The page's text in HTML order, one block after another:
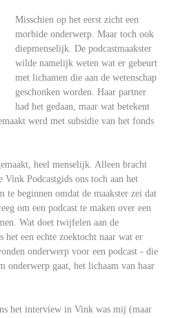
Misschien op het eerst zicht een
morbide onderwerp. Maar toch ook
diepmenselijk. De podcastmaakster
wilde namelijk weten wat er gebeurt
met lichamen die aan de wetenschap
geschonken worden. Haar partner
had het gedaan, maar wat betekent
werd met subsidie van het fonds
heel menselijk. Alleen bracht
Vink Podcastgids ons toch aan het
beginnen omdat de maakster zei dat
om een podcast te maken over een
Wat doet twijfelen aan de
het een echte zoektocht naar wat er
onderwerp voor een podcast - die
onderwerp gaat, het lichaam van haar
het interview in Vink was mij (maar